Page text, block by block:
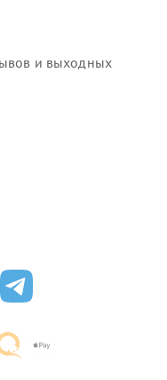
и выходных